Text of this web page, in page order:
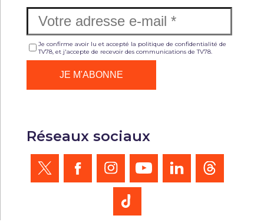
Je confirme avoir lu et accepté la politique de confidentialité de
TV78, et j'accepte de recevoir des communications de TV78.
Réseaux sociaux